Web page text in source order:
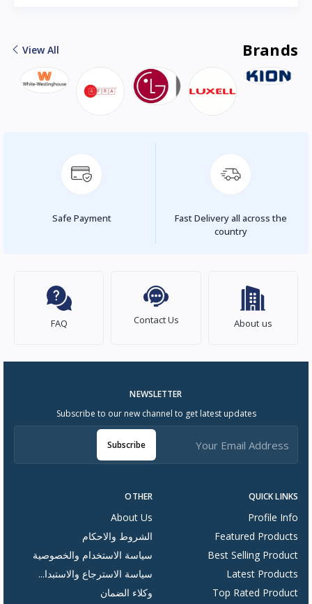
Brands
View All
Fast Delivery all across the
country
Safe Payment
About us
Contact Us
FAQ
QUICK LINKS
Profile Info
Featured Products
Best Selling Product
Latest Products
Top Rated Product
OTHER
About Us
الشروط والاحكام
سياسة الاستخدام والخصوصية
سياسة الاسترجاع والاستبدا...
وكلاء الضمان
NEWSLETTER
Subscribe to our new channel to get latest updates
Subscribe